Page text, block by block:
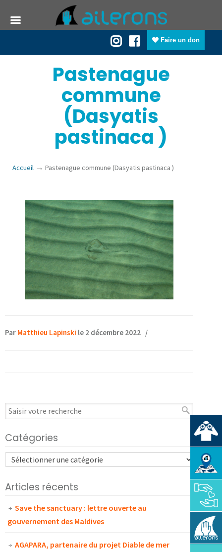
Faire un don
Pastenague
commune
(Dasyatis
pastinaca )
Accueil → Pastenague commune (Dasyatis pastinaca )
Par Matthieu Lapinski le 2 décembre 2022 /
Catégories
Articles récents
Save the sanctuary : lettre ouverte au
gouvernement des Maldives
AGAPARA, partenaire du projet Diable de mer